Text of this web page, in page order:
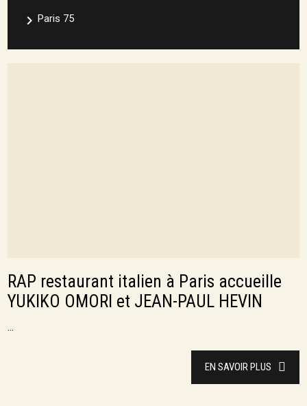
navigate_nextParis 75
RAP restaurant italien à Paris accueille
YUKIKO OMORI et JEAN-PAUL HEVIN
...
EN SAVOIR PLUS